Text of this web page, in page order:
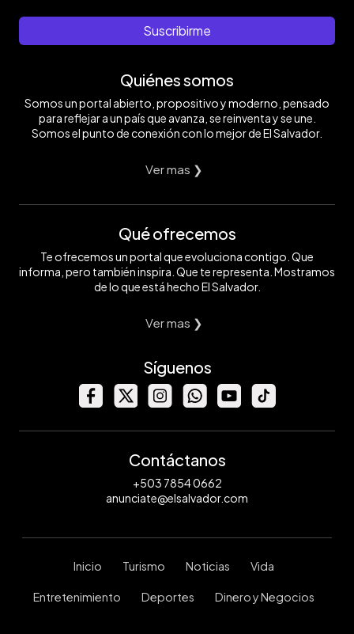
Suscribirme
Quiénes somos
Somos un portal abierto, propositivo y moderno, pensado
para reflejar a un país que avanza, se reinventa y se une.
Somos el punto de conexión con lo mejor de El Salvador.
Ver mas ❯
Qué ofrecemos
Te ofrecemos un portal que evoluciona contigo. Que
informa, pero también inspira. Que te representa. Mostramos
de lo que está hecho El Salvador.
Ver mas ❯
Síguenos
Contáctanos
+503 7854 0662
anunciate@elsalvador.com
Inicio Turismo Noticias Vida
Entretenimiento Deportes Dinero y Negocios